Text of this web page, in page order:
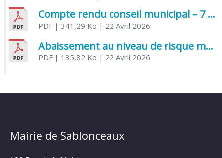
Compte rendu conseil municipal – 7 avril 2026
PDF| 341,29 Ko | 22 Avril 2026
Abaissement au niveau de risque modéré de l’Influenza aviaire
PDF| 135,82 Ko | 22 Avril 2026
Mairie de Sablonceaux